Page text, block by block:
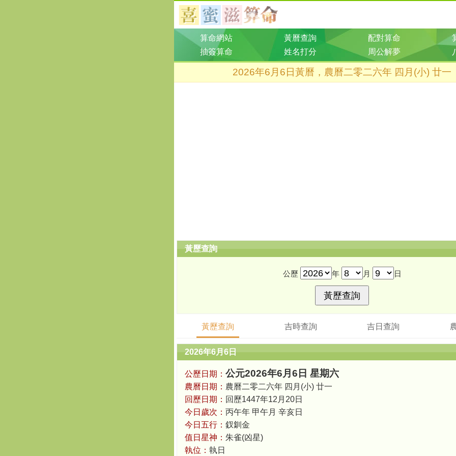
算命網站 黃曆查詢 配對算命
抽簽算命
姓名打分 周公解夢
2026年6月6日黃曆，農曆二零二六年 四月(小) 廿一
黃歷查詢
公歷 年 月 日
黃歷查詢 吉時查詢 吉日查詢
2026年6月6日
公歷日期： 公元2026年6月6日 星期六
農曆日期： 農曆二零二六年 四月(小) 廿一
回歷日期： 回歷1447年12月20日
今日歲次： 丙午年 甲午月 辛亥日
今日五行： 釵釧金
值日星神： 朱雀(凶星)
執位： 執日